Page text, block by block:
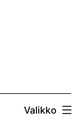
Valikko